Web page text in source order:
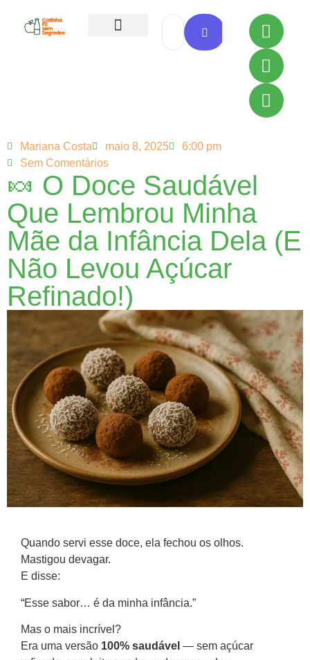
Mariana Costa maio 8, 2025
6:00 pm
Sem Comentários
🍬 O Doce Saudável
Que Lembrou Minha
Mãe da Infância Dela (E
Não Levou Açúcar
Refinado!)
Quando servi esse doce, ela fechou os olhos.
Mastigou devagar.
E disse:
“Esse sabor… é da minha infância.”
Mas o mais incrível?
Era uma versão 100% saudável — sem açúcar